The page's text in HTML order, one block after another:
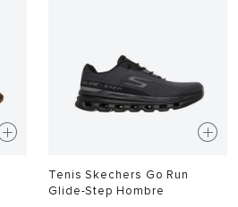
Tenis Skechers Go Run
Glide-Step Hombre